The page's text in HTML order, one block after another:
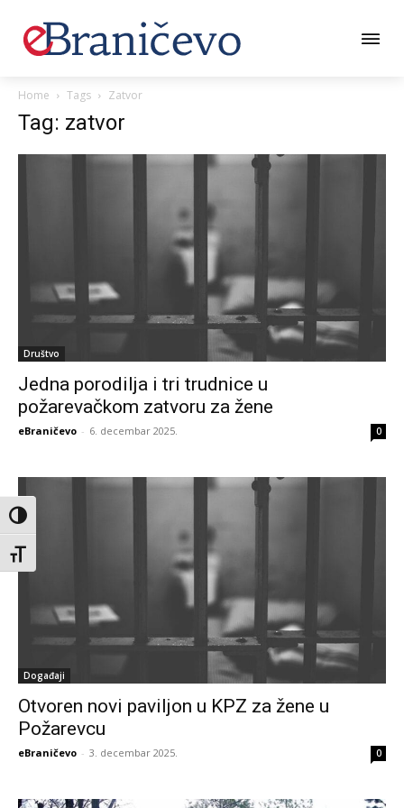
Toggle High Contrast
Toggle Font size
Home Tags Zatvor
Tag: zatvor
Društvo
Jedna porodilja i tri trudnice u
požarevačkom zatvoru za žene
eBraničevo - 6. decembar 2025. 0
Događaji
Otvoren novi paviljon u KPZ za žene u
Požarevcu
eBraničevo - 3. decembar 2025. 0